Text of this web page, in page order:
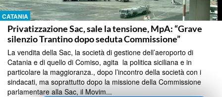
CATANIA
Privatizzazione Sac, sale la tensione, MpA: “Grave
silenzio Trantino dopo seduta Commissione”
La vendita della Sac, la società di gestione dell’aeroporto di
Catania e di quello di Comiso, agita la politica siciliana e in
particolare la maggioranza., dopo l’incontro della società con i
sindacati, ma soprattutto dopo la missione della Commissione
parlamentare alla Sac, il Movim...